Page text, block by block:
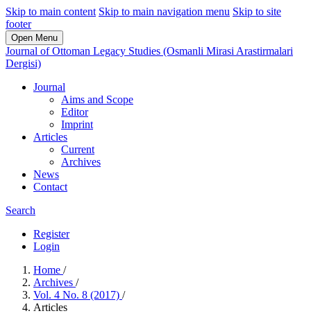
Skip to main content Skip to main navigation menu Skip to site
footer
Open Menu
Journal of Ottoman Legacy Studies (Osmanli Mirasi Arastirmalari
Dergisi)
Journal
Aims and Scope
Editor
Imprint
Articles
Current
Archives
News
Contact
Search
Register
Login
Home /
Archives /
Vol. 4 No. 8 (2017) /
Articles